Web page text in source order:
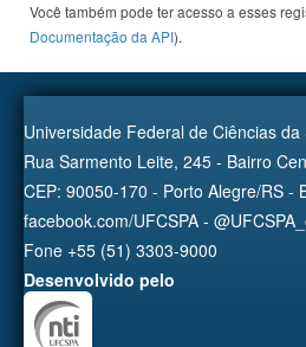
Você também pode ter acesso a esses
Documentação da API).
Universidade Federal de Ciências
Rua Sarmento Leite, 245 - Bairro
CEP: 90050-170 - Porto Alegre/RS -
facebook.com/UFCSPA -
Fone +55 (51) 3303-9000
Desenvolvido pelo